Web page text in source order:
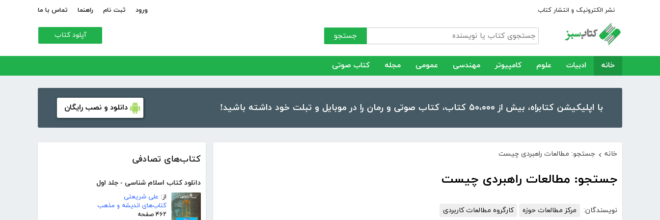
نشر الکترونیک و انتشار کتاب ورود ثبت نام راهنما تماس با ما
جستجو آپلود کتاب
خانه ادبیات علوم کامپیوتر مهندسی عمومی مجله کتاب صوتی
با اپلیکیشن کتابراه، بیش از ۵۰،۰۰۰ کتاب، کتاب صوتی و رمان را در موبایل و تبلت خود داشته باشید! دانلود و نصب رایگان
کتاب‌های تصادفی
دانلود کتاب اسلام شناسی - جلد اول
از: علی شریعتی
کتاب‌های اندیشه و مذهب
۴۶۲ صفحه
خانه › جستجو: مطالعات راهبردی چیست
جستجو: مطالعات راهبردی چیست
نویسندگان: مرکز مطالعات حوزه کارگروه مطالعات کاربردی